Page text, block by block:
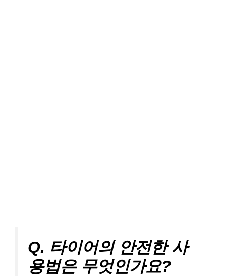
Q. 타이어의 안전한 사
용법은 무엇인가요?